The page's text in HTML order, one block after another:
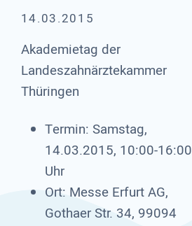
14.03.2015
Akademietag der
Landeszahnärztekammer
Thüringen
Termin: Samstag,
14.03.2015, 10:00-16:00
Uhr
Ort: Messe Erfurt AG,
Gothaer Str. 34, 99094